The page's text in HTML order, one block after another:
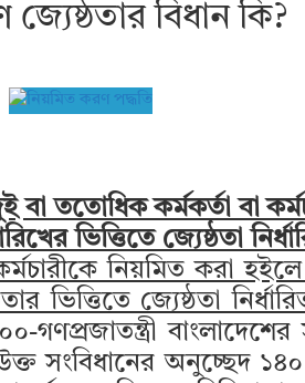
বিধান কি?
ততোধিক কর্মকর্তা বা
ভিত্তিতে জ্যেষ্ঠতা
নিয়মিত করা
ভিত্তিতে জ্যেষ্ঠতা
উক্ত সংবিধানের অনুচ্ছেদ